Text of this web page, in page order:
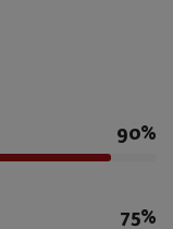
90%
75%